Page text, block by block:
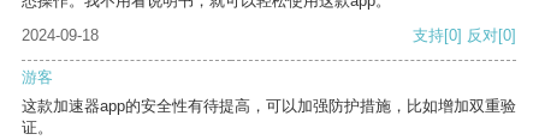
2024-09-18
支持[0] 反对[0]
游客
这款加速器app的安全性有待提高，可以加强防护措施，比如增加双重验
证。